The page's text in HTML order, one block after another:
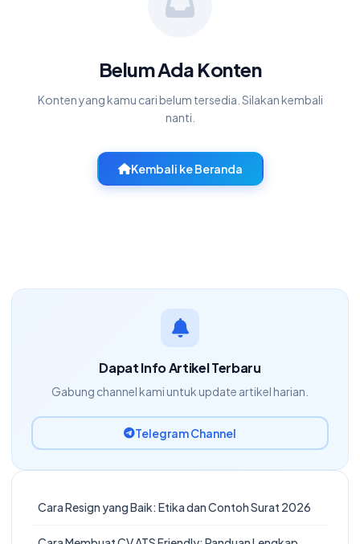
Belum Ada Konten
Konten yang kamu cari belum tersedia. Silakan kembali
nanti.
Kembali ke Beranda
Dapat Info Artikel Terbaru
Gabung channel kami untuk update artikel harian.
Telegram Channel
Cara Resign yang Baik: Etika dan Contoh Surat 2026